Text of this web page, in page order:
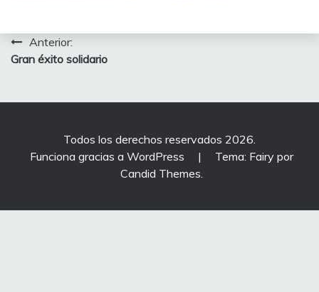
Navegación
de
entradas
Anterior:
Gran éxito solidario
Todos los derechos reservados 2026.
Funciona gracias a WordPress
|
Tema: Fairy por
Candid Themes